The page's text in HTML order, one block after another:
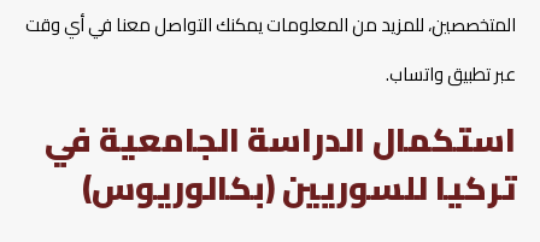
المتخصصين، للمزيد من المعلومات يمكنك التواصل معنا في أي وقت
عبر تطبيق واتساب.
استكمال الدراسة الجامعية في
تركيا للسوريين (بكالوريوس)